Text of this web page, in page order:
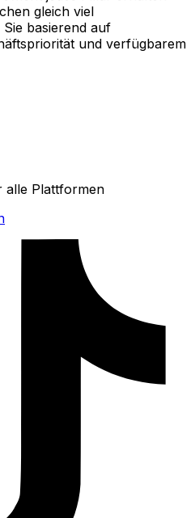
gleich viel
basierend auf
und verfügbarem
alle Plattformen